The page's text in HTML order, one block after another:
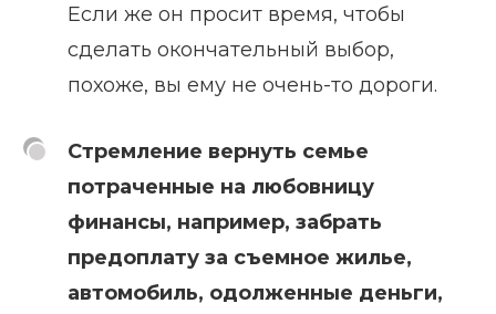
Если же он просит время, чтобы
сделать окончательный выбор,
похоже, вы ему не очень-то дороги.
Стремление вернуть семье
потраченные на любовницу
финансы, например, забрать
предоплату за съемное жилье,
автомобиль, одолженные деньги,